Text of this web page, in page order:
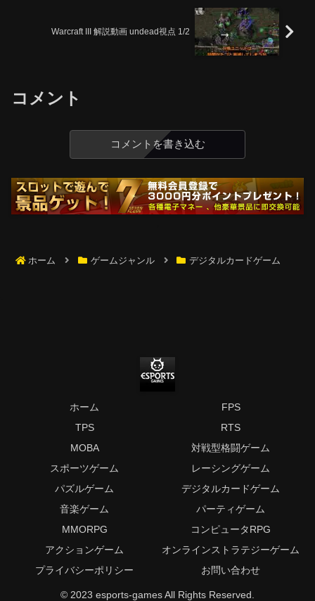
Warcraft III 解説動画 undead視点 1/2
コメント
コメントを書き込む
ホーム ゲームジャンル デジタルカードゲーム
ホーム
FPS
TPS
RTS
MOBA
対戦型格闘ゲーム
スポーツゲーム
レーシングゲーム
パズルゲーム
デジタルカードゲーム
音楽ゲーム
パーティゲーム
MMORPG
コンピュータRPG
アクションゲーム
オンラインストラテジーゲーム
プライバシーポリシー
お問い合わせ
© 2023 esports-games All Rights Reserved.